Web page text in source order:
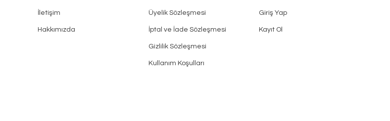
İletişim
Hakkımızda
Üyelik Sözleşmesi
İptal ve İade Sözleşmesi
Gizlilik Sözleşmesi
Kullanım Koşulları
Giriş Yap
Kayıt Ol